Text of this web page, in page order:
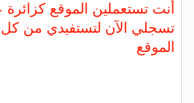
أنت تستعملين الموقع
تسجلي الآن لتستفيدي من كل
الموقع